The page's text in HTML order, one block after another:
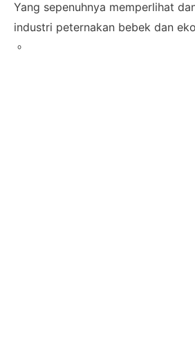
Yang sepenuhnya memperlihat
industri peternakan bebek dan
。